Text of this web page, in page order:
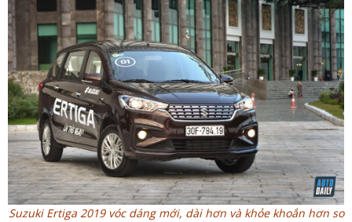
Suzuki Ertiga 2019 vóc dáng mới, dài hơn và khỏe khoắn hơn so